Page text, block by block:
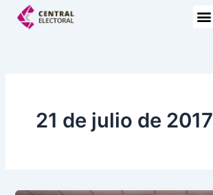
21 de julio de 2017